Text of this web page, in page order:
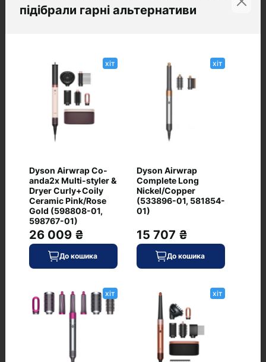
Питання та відповіді
+ Додати питання
Немає питань про даний товар, станьте
першим і задайте своє питання.
підібрали гарні альтернативи
хіт
Dyson Airwrap Co-
anda2x Multi-styler &
Dryer Curly+Coily
Ceramic Pink/Rose
Gold (598808-01,
598767-01)
26 009 ₴
До кошика
хіт
Dyson Airwrap
Complete Long
Nickel/Copper
(533896-01, 581854-
01)
15 707 ₴
До кошика
хіт хіт